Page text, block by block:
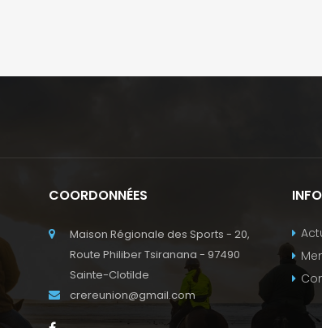
COORDONNÉES
Maison Régionale des Sports - 20,
Route Philiber Tsiranana - 97490
Sainte-Clotilde
crereunion@gmail.com